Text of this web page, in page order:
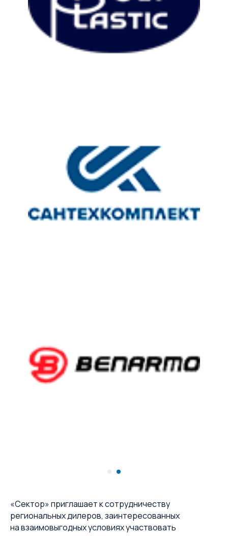
«Сектор» приглашает к сотрудничеству
региональных дилеров, заинтересованных
на взаимовыгодных условиях участвовать